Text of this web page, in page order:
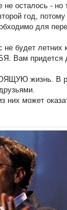
осталось - но
год,
для
будет летних
Вам придется
жизнь. В
них может